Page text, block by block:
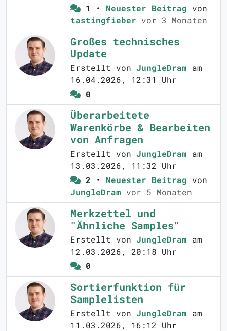
1
• Neuester Beitrag von
tastingfieber vor 3 Monaten
Großes technisches
Update
Erstellt von JungleDram am
16.04.2026, 12:31 Uhr
0
Überarbeitete
Warenkörbe & Bearbeiten
von Anfragen
Erstellt von JungleDram am
13.03.2026, 11:32 Uhr
2 • Neuester Beitrag von
JungleDram vor 5 Monaten
Merkzettel und
"Ähnliche Samples"
Erstellt von JungleDram am
12.03.2026, 20:18 Uhr
0
Sortierfunktion für
Samplelisten
Erstellt von JungleDram am
11.03.2026, 16:12 Uhr